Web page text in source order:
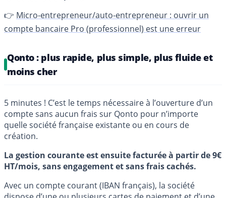
👉 Micro-entrepreneur/auto-entrepreneur : ouvrir un
compte bancaire Pro (professionnel) est une erreur
Qonto : plus rapide, plus simple, plus fluide et
moins cher
5 minutes ! C’est le temps nécessaire à l’ouverture d’un
compte sans aucun frais sur Qonto pour n’importe
quelle société française existante ou en cours de
création.
La gestion courante est ensuite facturée à partir de 9€
HT/mois, sans engagement et sans frais cachés.
Avec un compte courant (IBAN français), la société